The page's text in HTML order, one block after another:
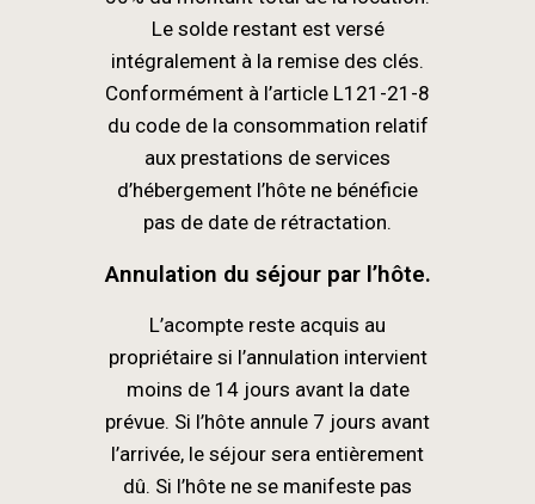
Le solde restant est versé
intégralement à la remise des clés.
Conformément à l’article L121-21-8
du code de la consommation relatif
aux prestations de services
d’hébergement l’hôte ne bénéficie
pas de date de rétractation.
Annulation du séjour par l’hôte.
L’acompte reste acquis au
propriétaire si l’annulation intervient
moins de 14 jours avant la date
prévue. Si l’hôte annule 7 jours avant
l’arrivée, le séjour sera entièrement
dû. Si l’hôte ne se manifeste pas